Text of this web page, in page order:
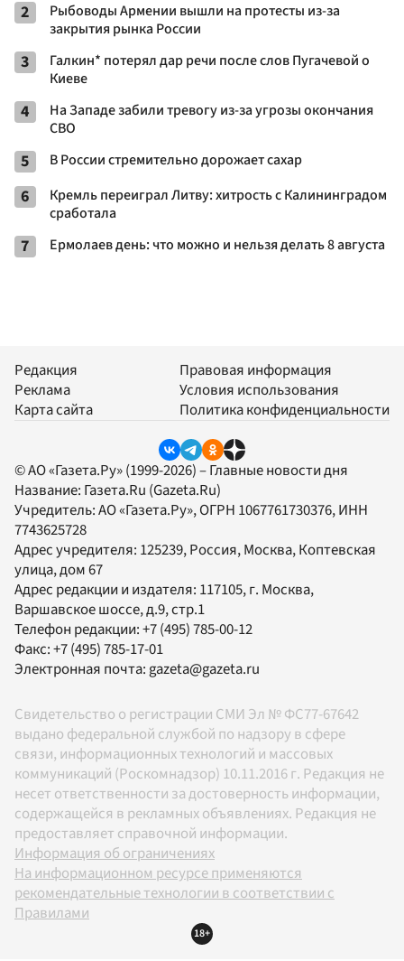
2
Рыбоводы Армении вышли на протесты из-за
закрытия рынка России
3
Галкин* потерял дар речи после слов Пугачевой о
Киеве
4
На Западе забили тревогу из-за угрозы окончания
СВО
5 В России стремительно дорожает сахар
6
Кремль переиграл Литву: хитрость с Калининградом
сработала
7 Ермолаев день: что можно и нельзя делать 8 августа
Редакция
Реклама
Карта сайта
Правовая информация
Условия использования
Политика конфиденциальности
© АО «Газета.Ру» (1999-2026) – Главные новости дня
Название: Газета.Ru (Gazeta.Ru)
Учредитель:АО «Газета.Ру», ОГРН 1067761730376, ИНН
7743625728
Адрес учредителя: 125239, Россия, Москва, Коптевская
улица, дом 67
Адрес редакции и издателя: 117105, г. Москва,
Варшавское шоссе, д.9, стр.1
Телефон редакции:+7 (495) 785-00-12
Факс:+7 (495) 785-17-01
Электронная почта: gazeta@gazeta.ru
Свидетельство о регистрации СМИ Эл № ФС77-67642
выдано федеральной службой по надзору в сфере
связи, информационных технологий и массовых
коммуникаций (Роскомнадзор) 10.11.2016 г. Редакция не
несет ответственности за достоверность информации,
содержащейся в рекламных объявлениях. Редакция не
предоставляет справочной информации.
Информация об ограничениях
На информационном ресурсе применяются
рекомендательные технологии в соответствии с
Правилами
18+